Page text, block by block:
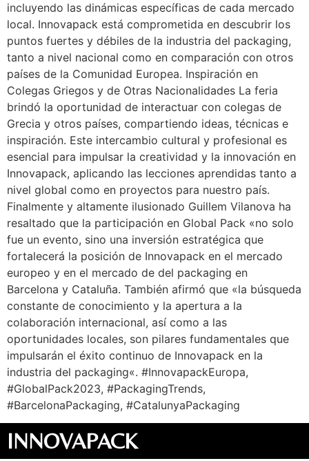
incluyendo las dinámicas específicas de cada mercado
local. Innovapack está comprometida en descubrir los
puntos fuertes y débiles de la industria del packaging,
tanto a nivel nacional como en comparación con otros
países de la Comunidad Europea. Inspiración en
Colegas Griegos y de Otras Nacionalidades La feria
brindó la oportunidad de interactuar con colegas de
Grecia y otros países, compartiendo ideas, técnicas e
inspiración. Este intercambio cultural y profesional es
esencial para impulsar la creatividad y la innovación en
Innovapack, aplicando las lecciones aprendidas tanto a
nivel global como en proyectos para nuestro país.
Finalmente y altamente ilusionado Guillem Vilanova ha
resaltado que la participación en Global Pack «no solo
fue un evento, sino una inversión estratégica que
fortalecerá la posición de Innovapack en el mercado
europeo y en el mercado de del packaging en
Barcelona y Cataluña. También afirmó que «la búsqueda
constante de conocimiento y la apertura a la
colaboración internacional, así como a las
oportunidades locales, son pilares fundamentales que
impulsarán el éxito continuo de Innovapack en la
industria del packaging«. #InnovapackEuropa,
#GlobalPack2023, #PackagingTrends,
#BarcelonaPackaging, #CatalunyaPackaging
INNOVAPACK